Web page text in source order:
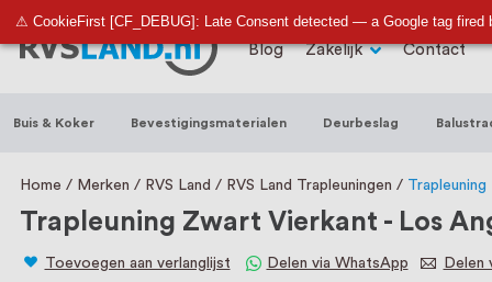
⚠ CookieFirst [CF_DEBUG]: Late Consent detected — a Google tag fired
RVS Land is een écht familiebedrijf met
trapleuningen, deurbeslag,
een eigen werkplaats waar we RVS op
staat persoonlijke service bij ons
Blog Zakelijk Contact
Buis & Koker Bevestigingsmaterialen Deurbeslag
Home Merken RVS Land RVS Land Trapleuningen
Trapleuning Zwart Vierkant - Los
Toevoegen aan verlanglijst Delen via WhatsApp Delen